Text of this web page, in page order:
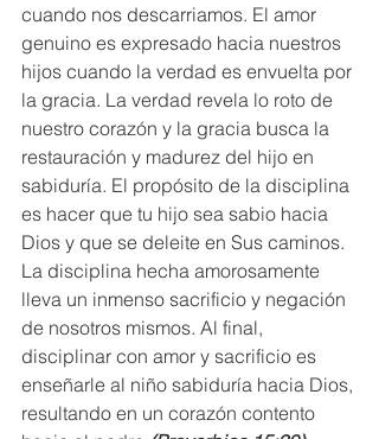
cuando nos descarriamos. El amor
genuino es expresado hacia nuestros
hijos cuando la verdad es envuelta por
la gracia. La verdad revela lo roto de
nuestro corazón y la gracia busca la
restauración y madurez del hijo en
sabiduría. El propósito de la disciplina
es hacer que tu hijo sea sabio hacia
Dios y que se deleite en Sus caminos.
La disciplina hecha amorosamente
lleva un inmenso sacrificio y negación
de nosotros mismos. Al final,
disciplinar con amor y sacrificio es
enseñarle al niño sabiduría hacia Dios,
resultando en un corazón contento